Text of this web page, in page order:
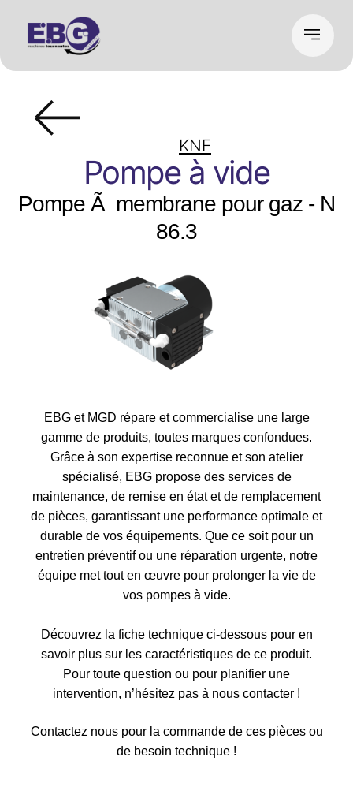
KNF
Pompe à vide
Pompe Ã membrane pour gaz - N
86.3
EBG et MGD répare et commercialise une large
gamme de produits, toutes marques confondues.
Grâce à son expertise reconnue et son atelier
spécialisé, EBG propose des services de
maintenance, de remise en état et de remplacement
de pièces, garantissant une performance optimale et
durable de vos équipements. Que ce soit pour un
entretien préventif ou une réparation urgente, notre
équipe met tout en œuvre pour prolonger la vie de
vos pompes à vide.
Découvrez la fiche technique ci-dessous pour en
savoir plus sur les caractéristiques de ce produit.
Pour toute question ou pour planifier une
intervention, n’hésitez pas à nous contacter !
Contactez nous pour la commande de ces pièces ou
de besoin technique !